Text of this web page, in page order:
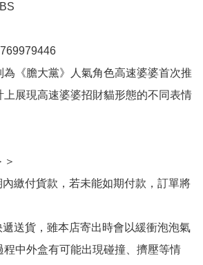
《膽大黨》人氣角色高速婆婆首次推
上展現高速婆婆招財貓形態的不同表情
＞
繳付貨款，若未能如期付款，訂單將
送貨，雖本店寄出時會以緩衝泡泡氣
程中外盒有可能出現碰撞、擠壓等情